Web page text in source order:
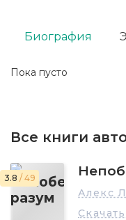
Пока пусто
Биография
Все книги
3.8 / 49
Алекс